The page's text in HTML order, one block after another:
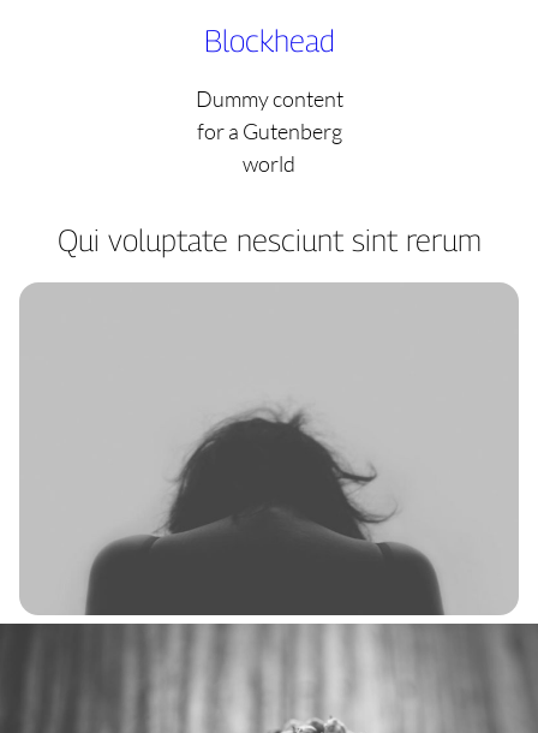
Blockhead
Dummy content
for a Gutenberg
world
Qui voluptate nesciunt sint rerum